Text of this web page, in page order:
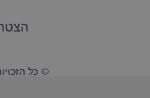
© כל הזכויות